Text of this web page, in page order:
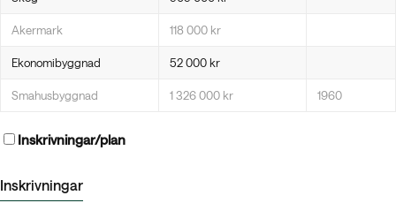
Akermark 118 000 kr
Ekonomibyggnad 52 000 kr
Smahusbyggnad 1 326 000 kr 1960
Inskrivningar/plan
Inskrivningar